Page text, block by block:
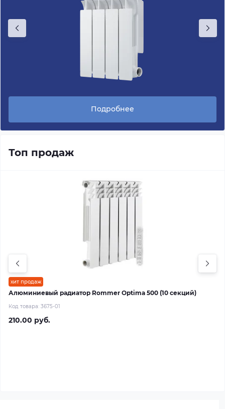
Подробнее
Топ продаж
хит продаж
Алюминиевый радиатор Rommer Optima 500 (10 секций)
Код товара: 3675-01
210.00 руб.